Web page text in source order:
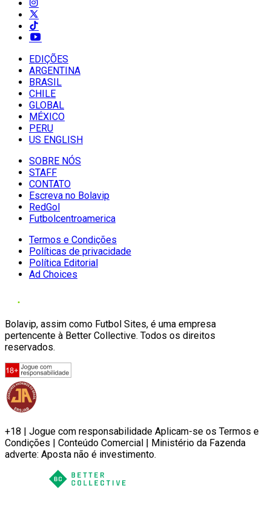
EDIÇÕES
ARGENTINA
BRASIL
CHILE
GLOBAL
MÉXICO
PERU
US ENGLISH
SOBRE NÓS
STAFF
CONTATO
Escreva no Bolavip
RedGol
Futbolcentroamerica
Termos e Condições
Políticas de privacidade
Política Editorial
Ad Choices
Bolavip, assim como Futbol Sites, é uma empresa
pertencente à Better Collective. Todos os direitos
reservados.
+18 | Jogue com responsabilidade Aplicam-se os Termos e
Condições | Conteúdo Comercial | Ministério da Fazenda
adverte: Aposta não é investimento.